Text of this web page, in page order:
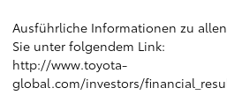
Ausführliche Informationen zu
Sie unter folgendem Link:
http://www.toyota-
global.com/investors/